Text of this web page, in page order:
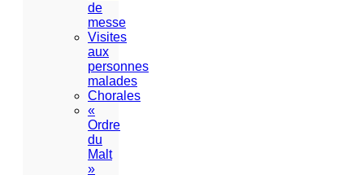
de
messe
Visites
aux
personnes
malades
Chorales
«
Ordre
du
Malt
»